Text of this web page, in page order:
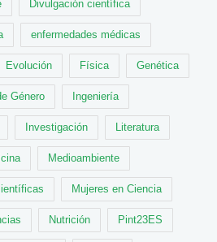
Divulgación científica
enfermedades médicas
Evolución Física Genética
Género Ingeniería
Investigación Literatura
Medioambiente
Mujeres en Ciencia
Nutrición Pint23ES